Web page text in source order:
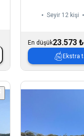
Seyir 12 kişi
En düşük23.573 ₺
Ekstra